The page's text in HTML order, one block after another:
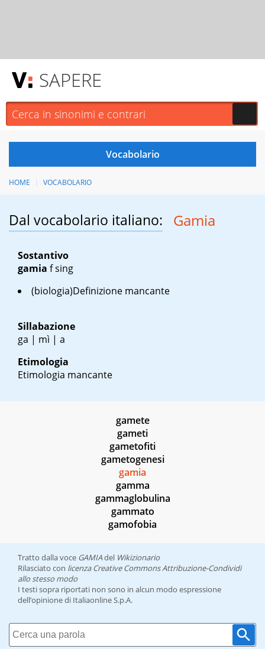
SAPERE
HOME VOCABOLARIO
Dal vocabolario italiano: Gamia
Sostantivo
gamia f sing
(biologia)Definizione mancante
Sillabazione
ga | mì | a
Etimologia
Etimologia mancante
gamete
gameti
gametofiti
gametogenesi
gamia
gamma
gammaglobulina
gammato
gamofobia
Tratto dalla voce GAMIAdel Wikizionario
Rilasciato con licenza Creative Commons Attribuzione-Condividi
allo stesso modo
I testi sopra riportati non sono in alcun modo espressione
dell’opinione di Italiaonline S.p.A.